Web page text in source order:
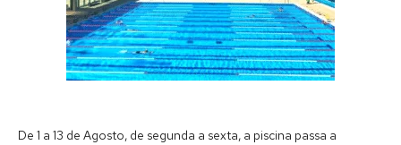
De 1 a 13 de Agosto, de segunda a sexta, a piscina passa a